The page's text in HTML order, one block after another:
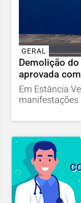
GERAL
Demolição
aprovada
Em Estância
manifestações